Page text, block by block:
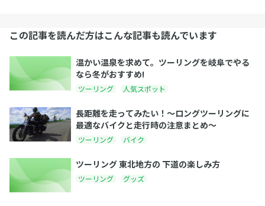
この記事を読んだ方はこんな記事も読んでいます
温かい温泉を求めて。ツーリングを岐阜でやる
なら冬がおすすめ!
ツーリング 人気スポット
長距離を走ってみたい！〜ロングツーリングに
最適なバイクと走行時の注意まとめ〜
ツーリング バイク
ツーリング 東北地方の 下道の楽しみ方
ツーリング グッズ